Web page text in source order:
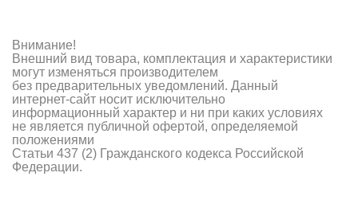
Внимание!
Внешний вид товара, комплектация и характеристики
могут изменяться производителем
без предварительных уведомлений. Данный
интернет-сайт носит исключительно
информационный характер и ни при каких условиях
не является публичной офертой, определяемой
положениями
Статьи 437 (2) Гражданского кодекса Российской
Федерации.